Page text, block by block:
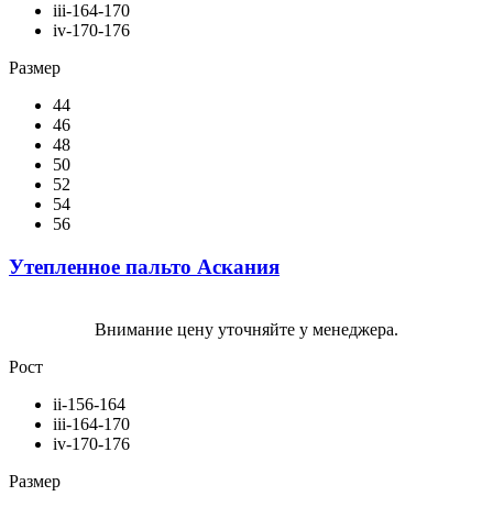
iii-164-170
iv-170-176
Размер
44
46
48
50
52
54
56
Утепленное пальто Аскания
Внимание цену уточняйте у менеджера.
Рост
ii-156-164
iii-164-170
iv-170-176
Размер